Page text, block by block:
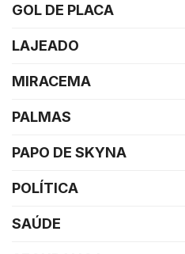
GOL DE PLACA
LAJEADO
MIRACEMA
PALMAS
PAPO DE SKYNA
POLÍTICA
SAÚDE